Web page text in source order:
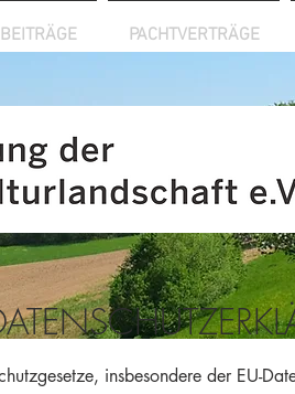
BEITRÄGE PACHTVERTRÄGE
insbesondere der EU-